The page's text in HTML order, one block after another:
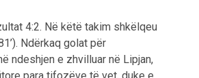
4:2. Në këtë takim shkëlqeu
Ndërkaq golat për
ndeshjen e zhvilluar në Lipjan,